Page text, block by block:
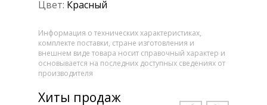
Цвет: Красный
Информация о технических характеристиках,
комплекте поставки, стране изготовления и
внешнем виде товара носит справочный характер и
основывается на последних доступных сведениях от
производителя
Хиты продаж